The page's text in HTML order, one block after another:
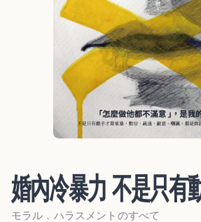
婚內冷暴力 不是只有
モラル．ハラスメントのすべて